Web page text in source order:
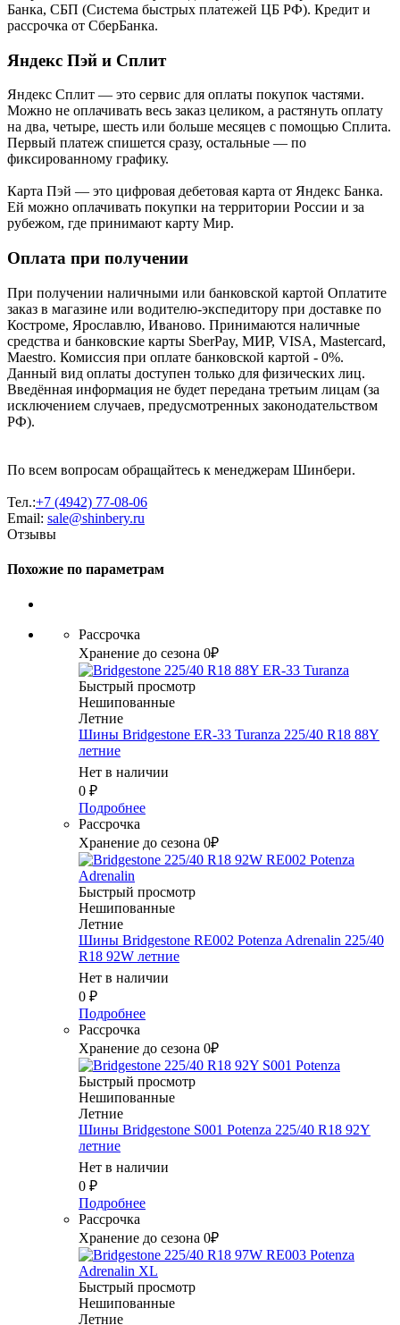
Банка, СБП (Система быстрых платежей ЦБ РФ). Кредит и
рассрочка от СберБанка.
Яндекс Пэй и Сплит
Яндекс Cплит — это сервис для оплаты покупок частями.
Можно не оплачивать весь заказ целиком, а растянуть оплату
на два, четыре, шесть или больше месяцев с помощью Сплита.
Первый платеж спишется сразу, остальные — по
фиксированному графику.
Карта Пэй — это цифровая дебетовая карта от Яндекс Банка.
Ей можно оплачивать покупки на территории России и за
рубежом, где принимают карту Мир.
Оплата при получении
При получении наличными или банковской картой Оплатите
заказ в магазине или водителю-экспедитору при доставке по
Костроме, Ярославлю, Иваново. Принимаются наличные
средства и банковские карты SberPay, МИР, VISA, Mastercard,
Maestro. Комиссия при оплате банковской картой - 0%.
Данный вид оплаты доступен только для физических лиц.
Введённая информация не будет передана третьим лицам (за
исключением случаев, предусмотренных законодательством
РФ).
По всем вопросам обращайтесь к менеджерам Шинбери.
Тел.:+7 (4942) 77-08-06
Email: sale@shinbery.ru
Отзывы
Похожие по параметрам
Рассрочка
Хранение до сезона 0₽
Быстрый просмотр
Нешипованные
Летние
Шины Bridgestone ER-33 Turanza 225/40 R18 88Y
летние
Нет в наличии
0 ₽
Подробнее
Рассрочка
Хранение до сезона 0₽
Быстрый просмотр
Нешипованные
Летние
Шины Bridgestone RE002 Potenza Adrenalin 225/40
R18 92W летние
Нет в наличии
0 ₽
Подробнее
Рассрочка
Хранение до сезона 0₽
Быстрый просмотр
Нешипованные
Летние
Шины Bridgestone S001 Potenza 225/40 R18 92Y
летние
Нет в наличии
0 ₽
Подробнее
Рассрочка
Хранение до сезона 0₽
Быстрый просмотр
Нешипованные
Летние